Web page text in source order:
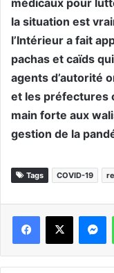
médicaux pour
la situation est
l’Intérieur a fait
pachas et caïds
agents d’autorité
et les préfectures
main forte aux
gestion de la
Tags COVID-19